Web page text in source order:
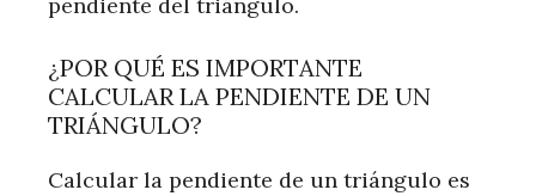
¿POR QUÉ ES IMPORTANTE
CALCULAR LA PENDIENTE DE UN
TRIÁNGULO?
Calcular la pendiente de un triángulo es